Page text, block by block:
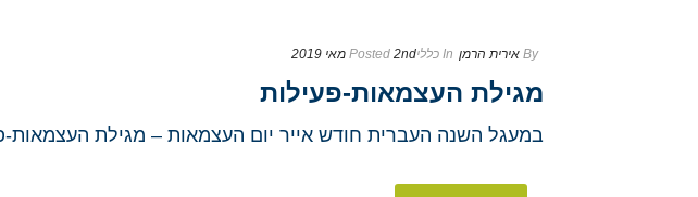
By אירית הרמן In כללי Posted 2nd מאי 2019
מגילת העצמאות-פעילות
במעגל השנה העברית חודש אייר יום העצמאות – מגילת העצמאות-